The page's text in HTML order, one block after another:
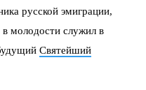
русской эмиграции,
в молодости служил в
Святейший